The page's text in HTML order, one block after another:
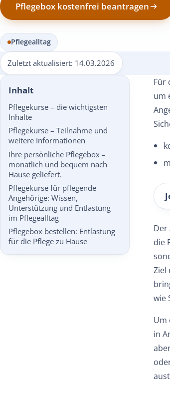
Pflegebox kostenfrei beantragen
Pflegealltag
Zuletzt aktualisiert: 14.03.2026
Inhalt
Pflegekurse – die wichtigsten
Inhalte
Pflegekurse – Teilnahme und
weitere Informationen
Ihre persönliche Pflegebox –
monatlich und bequem nach
Hause geliefert.
Pflegekurse für pflegende
Angehörige: Wissen,
Unterstützung und Entlastung
im Pflegealltag
Pflegebox bestellen: Entlastung
für die Pflege zu Hause
Für
um
Der
die
Ziel
wie
Um
in